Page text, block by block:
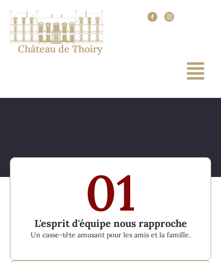
Château de Thoiry
L'esprit d'équipe nous rapproche
01
Un casse-tête amusant pour les amis et la famille.